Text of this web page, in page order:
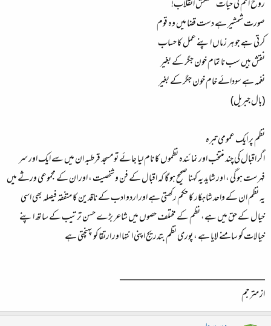
روح امم کی حیات کشمکش انقلاب!
صورت شمشیر ہے دست قضا میں وہ قوم
کرتی ہے جو ہر زماں اپنے عمل کا حساب
نقش ہیں سب نا تمام خون جگر کے بغیر
نغمہ ہے سودائے خام خون جگر کے بغیر
(بال جبریل)
نظم پر ایک عمومی تبرہ
اگر اقبال کی چند منتخب اور نمائندہ نظموں کا نام لیا جائے تو مسجد قرطبہ ان میں سے ایک اور سر
فہرست ہو گی ، اور شاید یہ کہنا صحیح ہو گا کہ اقبال کے فن و شخصیت ، اور ان کے مجموعی ورثے میں
یہ نظم ان کے واحد شاہکار کا حکم رکھتی ہے اور اردو ادب کے ناقدین کا متفقہ فیصلہ بھی اسی
خیال کے حق میں ہے، نظم کے مختلف حصوں میں شاعر بڑے حسن ترتیب کے ساتھ اپنے
خیالات کو سامنے لایا ہے ، پوری نظم بتدریج اپنی انتہا اور ارتقا کو پہنچتی ہے
______________________________
از مترجم